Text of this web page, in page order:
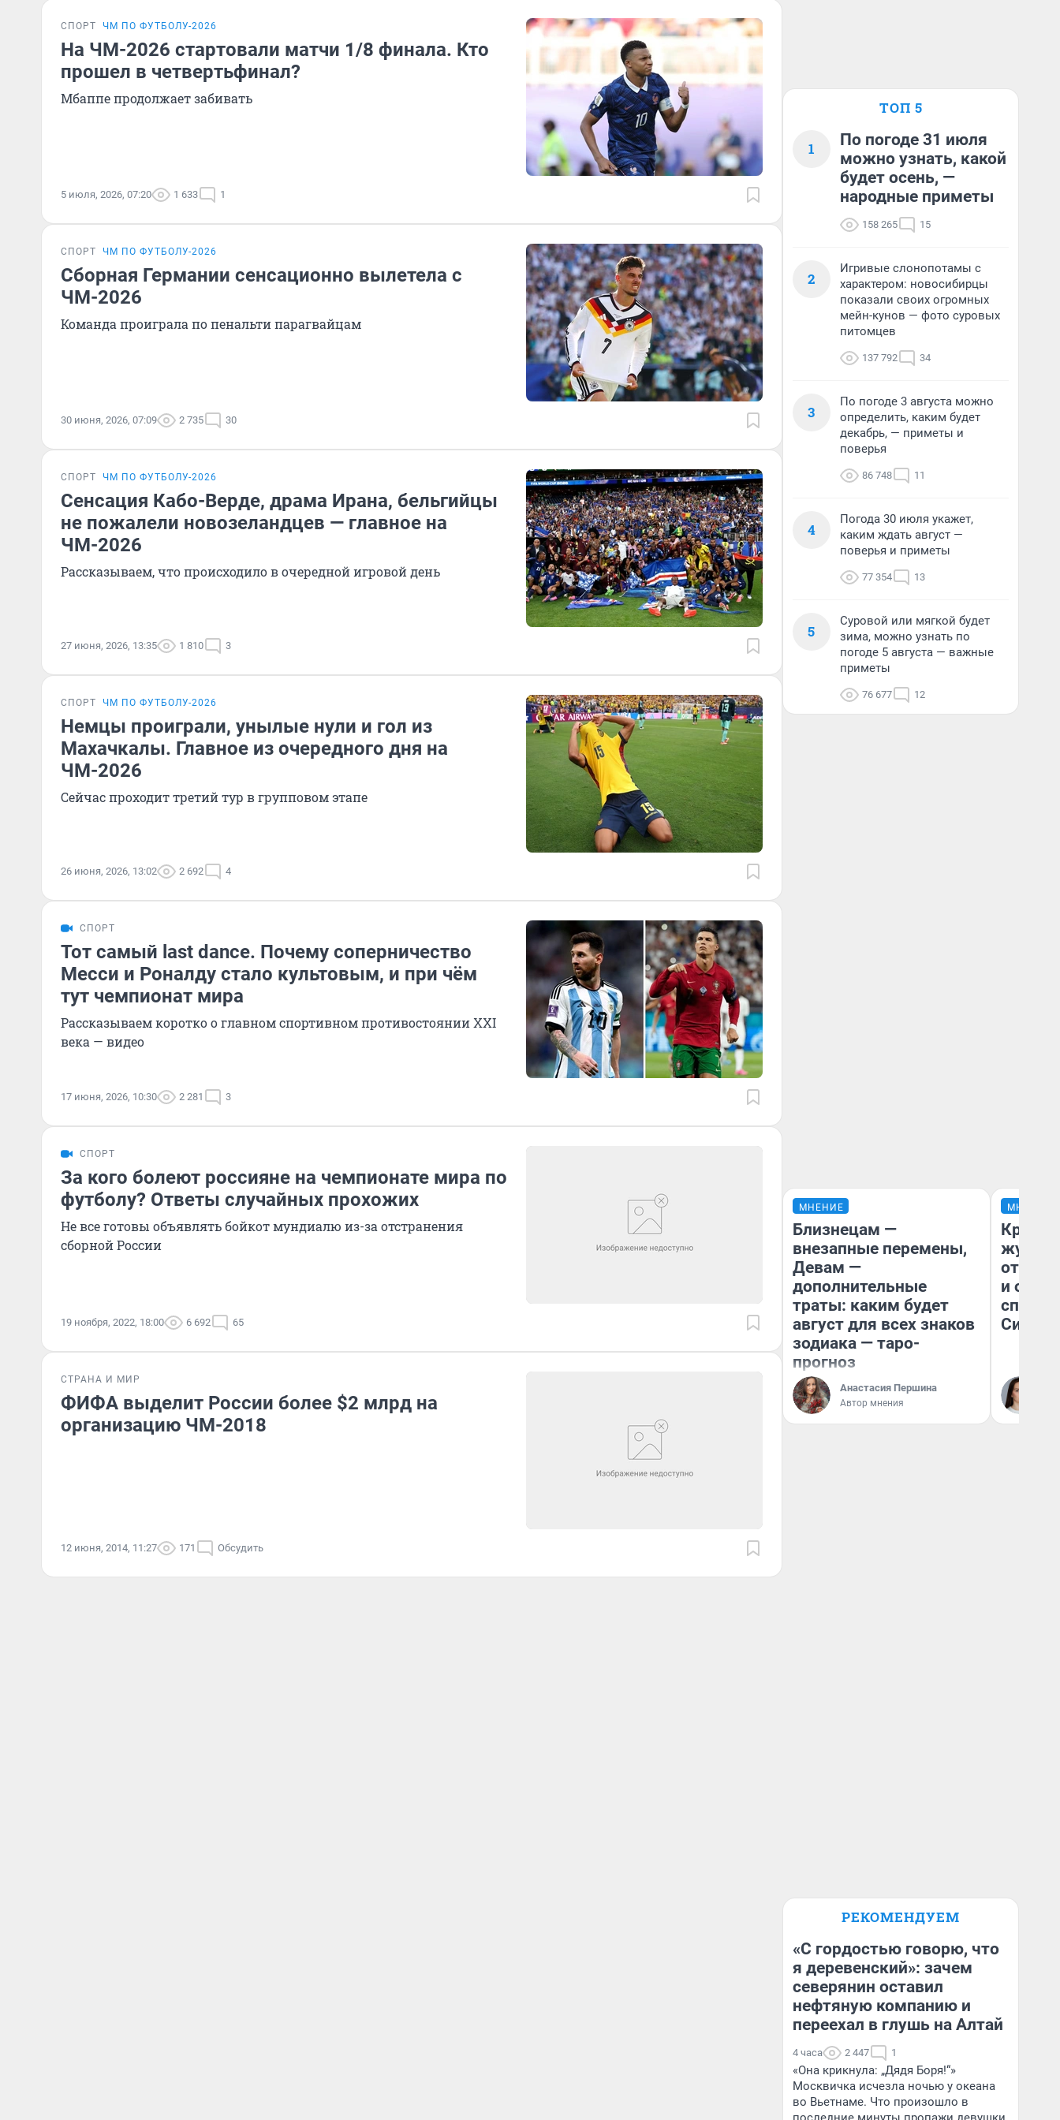
СПОРТ ЧМ ПО ФУТБОЛУ-2026
На ЧМ-2026 стартовали матчи 1/8 финала. Кто
прошел в четвертьфинал?
Мбаппе продолжает забивать
5 июля, 2026, 07:20 1 633 1
СПОРТ ЧМ ПО ФУТБОЛУ-2026
Сборная Германии сенсационно вылетела с
ЧМ-2026
Команда проиграла по пенальти парагвайцам
30 июня, 2026, 07:09 2 735 30
СПОРТ ЧМ ПО ФУТБОЛУ-2026
Сенсация Кабо-Верде, драма Ирана, бельгийцы
не пожалели новозеландцев — главное на
ЧМ-2026
Рассказываем, что происходило в очередной игровой день
27 июня, 2026, 13:35 1 810 3
СПОРТ ЧМ ПО ФУТБОЛУ-2026
Немцы проиграли, унылые нули и гол из
Махачкалы. Главное из очередного дня на
ЧМ-2026
Сейчас проходит третий тур в групповом этапе
26 июня, 2026, 13:02 2 692 4
СПОРТ
Тот самый last dance. Почему соперничество
Месси и Роналду стало культовым, и при чём
тут чемпионат мира
Рассказываем коротко о главном спортивном противостоянии XXI
века — видео
17 июня, 2026, 10:30 2 281 3
СПОРТ
За кого болеют россияне на чемпионате мира по
футболу? Ответы случайных прохожих
Не все готовы объявлять бойкот мундиалю из-за отстранения
сборной России
19 ноября, 2022, 18:00 6 692 65
СТРАНА И МИР
ФИФА выделит России более $2 млрд на
организацию ЧМ-2018
12 июня, 2014, 11:27 171 Обсудить
ТОП 5
1
По погоде 31 июля
можно узнать, какой
будет осень, —
народные приметы
158 265 15
2
Игривые слонопотамы с
характером: новосибирцы
показали своих огромных
мейн-кунов — фото суровых
питомцев
137 792 34
3
По погоде 3 августа можно
определить, каким будет
декабрь, — приметы и
поверья
86 748 11
4
Погода 30 июля укажет,
каким ждать август —
поверья и приметы
77 354 13
5
Суровой или мягкой будет
зима, можно узнать по
погоде 5 августа — важные
приметы
76 677 12
МНЕНИЕ
Близнецам —
внезапные перемены,
Девам —
дополнительные
траты: каким будет
август для всех знаков
зодиака — таро-
прогноз
Анастасия Першина
Автор мнения
МНЕНИЕ
и
споре
РЕКОМЕНДУЕМ
«С гордостью говорю, что
я деревенский»: зачем
северянин оставил
нефтяную компанию и
переехал в глушь на Алтай
4 часа 2 447 1
«Она крикнула: „Дядя Боря!“»
Москвичка исчезла ночью у океана
во Вьетнаме. Что произошло в